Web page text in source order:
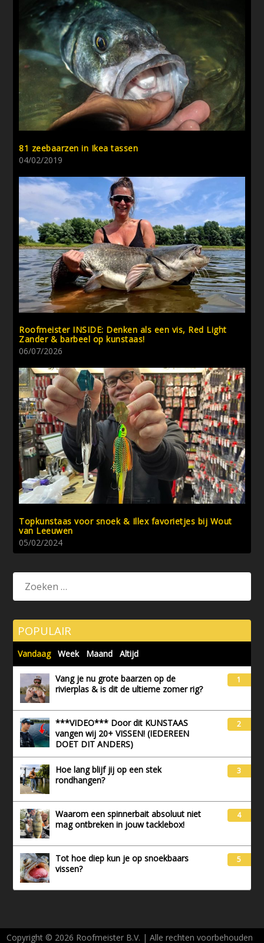
81 zeebaarzen in Ikea tassen
04/02/2019
Roofmeister INSIDE: Denken als een vis, Red Light
Zander & barbeel op kunstaas!
06/07/2026
Topkunstaas voor snoek & Illex favorietjes bij Wout
van Leeuwen
05/02/2024
POPULAIR
Vandaag Week Maand Altijd
Vang je nu grote baarzen op de
rivierplas & is dit de ultieme zomer rig?
1
***VIDEO*** Door dit KUNSTAAS
vangen wij 20+ VISSEN! (IEDEREEN
DOET DIT ANDERS)
2
Hoe lang blijf jij op een stek
rondhangen?
3
Waarom een spinnerbait absoluut niet
mag ontbreken in jouw tacklebox!
4
Tot hoe diep kun je op snoekbaars
vissen?
5
Copyright © 2026 Roofmeister B.V. | Alle rechten voorbehouden